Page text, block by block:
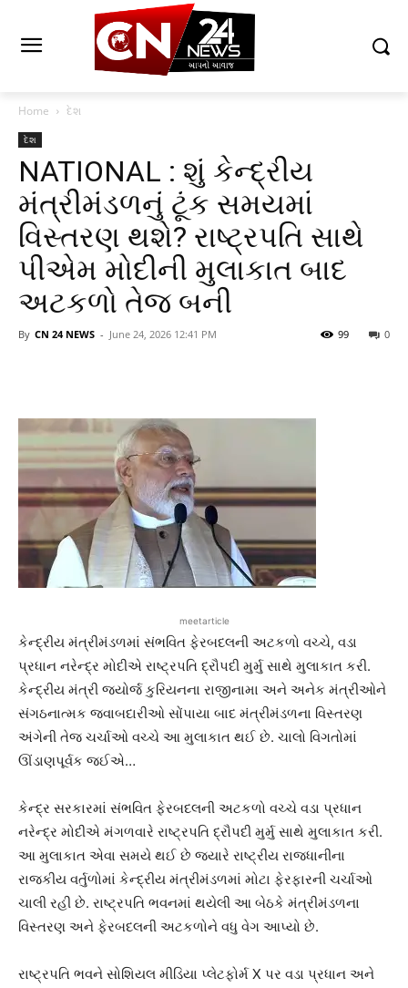
Home દેશ
દેશ
NATIONAL : શું કેન્દ્રીય
મંત્રીમંડળનું ટૂંક સમયમાં
વિસ્તરણ થશે? રાષ્ટ્રપતિ સાથે
પીએમ મોદીની મુલાકાત બાદ
અટકળો તેજ બની
By CN 24 NEWS - June 24, 2026 12:41 PM 0
99
meetarticle
કેન્દ્રીય મંત્રીમંડળમાં સંભવિત ફેરબદલની અટકળો વચ્ચે, વડા
પ્રધાન નરેન્દ્ર મોદીએ રાષ્ટ્રપતિ દ્રૌપદી મુર્મુ સાથે મુલાકાત કરી.
કેન્દ્રીય મંત્રી જ્યોર્જ કુરિયનના રાજીનામા અને અનેક મંત્રીઓને
સંગઠનાત્મક જવાબદારીઓ સોંપાયા બાદ મંત્રીમંડળના વિસ્તરણ
અંગેની તેજ ચર્ચાઓ વચ્ચે આ મુલાકાત થઈ છે. ચાલો વિગતોમાં
ઊંડાણપૂર્વક જઈએ…
કેન્દ્ર સરકારમાં સંભવિત ફેરબદલની અટકળો વચ્ચે વડા પ્રધાન
નરેન્દ્ર મોદીએ મંગળવારે રાષ્ટ્રપતિ દ્રૌપદી મુર્મુ સાથે મુલાકાત કરી.
આ મુલાકાત એવા સમયે થઈ છે જ્યારે રાષ્ટ્રીય રાજધાનીના
રાજકીય વર્તુળોમાં કેન્દ્રીય મંત્રીમંડળમાં મોટા ફેરફારની ચર્ચાઓ
ચાલી રહી છે. રાષ્ટ્રપતિ ભવનમાં થયેલી આ બેઠકે મંત્રીમંડળના
વિસ્તરણ અને ફેરબદલની અટકળોને વધુ વેગ આપ્યો છે.
રાષ્ટ્રપતિ ભવને સોશિયલ મીડિયા પ્લેટફોર્મ X પર વડા પ્રધાન અને